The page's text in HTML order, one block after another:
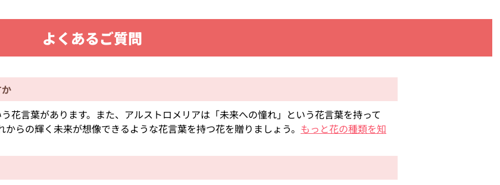
よくあるご質問
花言葉があります。また、アルストロメリアは「未来への憧れ」という花言葉を持って
らの輝く未来が想像できるような花言葉を持つ花を贈りましょう。 もっと花の種類を知